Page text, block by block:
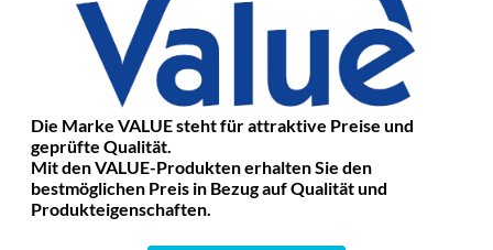
Die Marke VALUE steht für attraktive Preise und
geprüfte Qualität.
Mit den VALUE-Produkten erhalten Sie den
bestmöglichen Preis in Bezug auf Qualität und
Produkteigenschaften.